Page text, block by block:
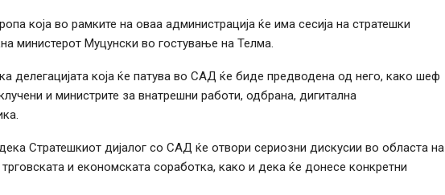
која во рамките на оваа администрација ќе има сесија на стратешки
министерот Муцунски во гостување на Телма.
делегацијата која ќе патува во САД ќе биде предводена од него, како шеф
и министрите за внатрешни работи, одбрана, дигитална
Стратешкиот дијалог со САД ќе отвори сериозни дискусии во областа на
и економската соработка, како и дека ќе донесе конкретни